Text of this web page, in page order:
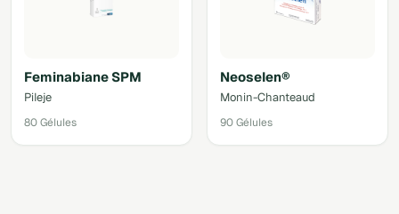
Feminabiane SPM
Pileje
80 Gélules
Neoselen®
Monin-Chanteaud
90 Gélules